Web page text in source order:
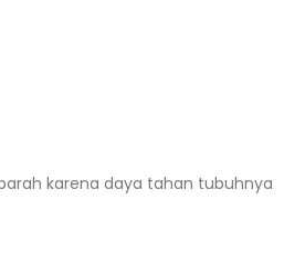
karena daya tahan tubuhnya